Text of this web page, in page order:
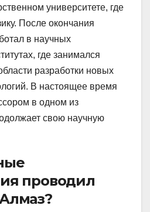
университете, где
После окончания
в научных
где занимался
разработки новых
В настоящее время
в одном из
свою научную
проводил